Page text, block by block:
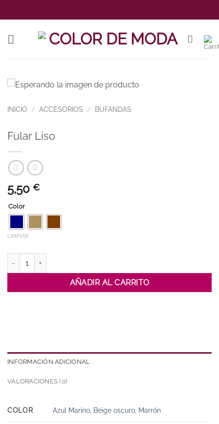
al
INICIO / ACCESORIOS / BUFANDAS
Fular Liso
5,50 €
Color
LIMPIAR
AÑADIR AL CARRITO
INFORMACIÓN ADICIONAL
VALORACIONES (0)
COLOR Azul Marino, Beige oscuro, Marrón